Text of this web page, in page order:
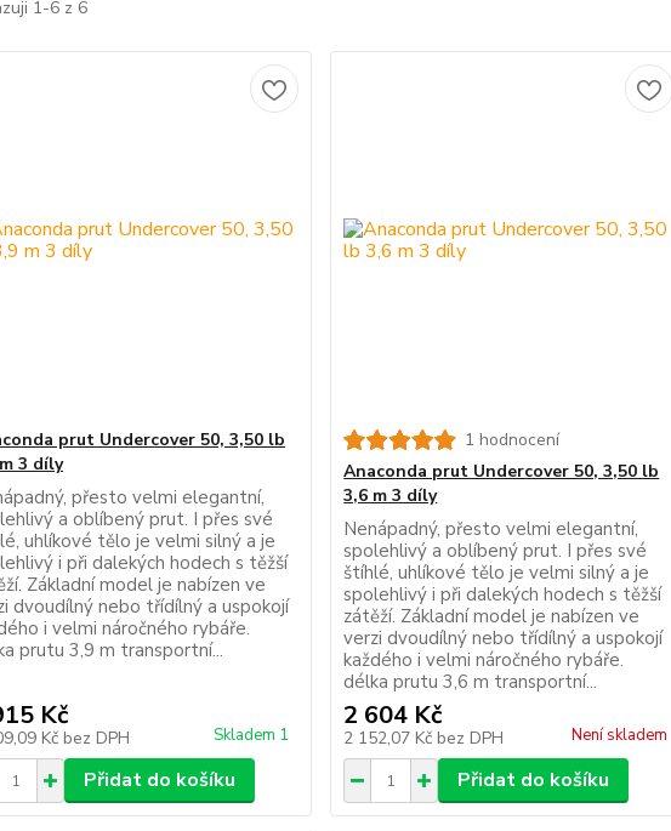
1-6 z 6
prut Undercover 50, 3,50 lb
3 díly
přesto velmi elegantní,
a oblíbený prut. I přes své
uhlíkové tělo je velmi silný a je
i při dalekých hodech s těžší
Základní model je nabízen ve
dvoudílný nebo třídílný a uspokojí
i velmi náročného rybáře.
prutu 3,9 m transportní...
Kč
Kč bez DPH Skladem 1
Přidat do košíku
1 hodnocení
Anaconda prut Undercover 50, 3,50 lb
3,6 m 3 díly
Nenápadný, přesto velmi elegantní,
spolehlivý a oblíbený prut. I přes své
štíhlé, uhlíkové tělo je velmi silný a je
spolehlivý i při dalekých hodech s těžší
zátěží. Základní model je nabízen ve
verzi dvoudílný nebo třídílný a uspokojí
každého i velmi náročného rybáře.
délka prutu 3,6 m transportní...
2 604 Kč
2 152,07 Kč bez DPH Není skladem
Přidat do košíku